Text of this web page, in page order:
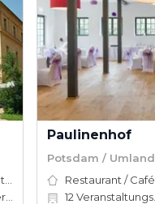
Paulinenhof
Potsdam / Umland
Restaurant / Café
12 Veranstaltungsräume